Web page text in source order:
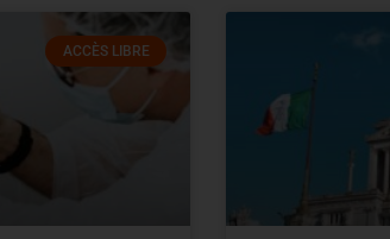
ACCÈS LIBRE